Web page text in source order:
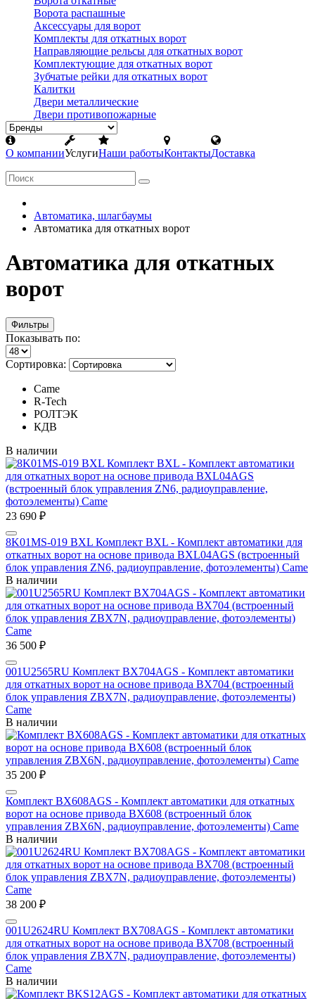
Ворота распашные
Аксессуары для ворот
Комплекты для откатных ворот
Направляющие рельсы для откатных ворот
Комплектующие для откатных ворот
Зубчатые рейки для откатных ворот
Калитки
Двери металлические
Двери противопожарные
О компанииУслугиНаши работыКонтактыДоставка
Автоматика, шлагбаумы
Автоматика для откатных ворот
Автоматика для откатных
ворот
Фильтры
Показывать по:
Сортировка:
Came
R-Tech
РОЛТЭК
КДВ
В наличии
23 690 ₽
8K01MS-019 BXL Комплект BXL - Комплект автоматики для
откатных ворот на основе привода BXL04AGS (встроенный
блок управления ZN6, радиоуправление, фотоэлементы) Came
В наличии
36 500 ₽
001U2565RU Комплект BX704AGS - Комплект автоматики
для откатных ворот на основе привода BX704 (встроенный
блок управления ZBX7N, радиоуправление, фотоэлементы)
Came
В наличии
35 200 ₽
Комплект BX608AGS - Комплект автоматики для откатных
ворот на основе привода BX608 (встроенный блок
управления ZBX6N, радиоуправление, фотоэлементы) Came
В наличии
38 200 ₽
001U2624RU Комплект BX708AGS - Комплект автоматики
для откатных ворот на основе привода BX708 (встроенный
блок управления ZBX7N, радиоуправление, фотоэлементы)
Came
В наличии